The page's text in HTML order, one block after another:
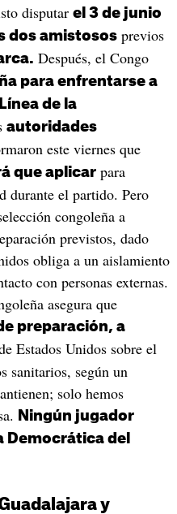
disputar el 3 de junio
dos amistososprevios
Después, el Congo
para enfrentarse a
de la
autoridades
este viernes que
que aplicarpara
durante el partido. Pero
congoleña a
previstos, dado
obliga a un aislamiento
con personas externas.
asegura que
preparación, a
Estados Unidos sobre el
sanitarios, según un
solo hemos
Ningún jugador
Democrática del
y